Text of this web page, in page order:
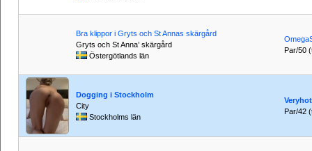
Bra klippor i Gryts och St Annas skärgård
Gryts och St Anna’ skärgård
Östergötlands län
Par/50
Dogging i Stockholm
City
Stockholms län
Par/42